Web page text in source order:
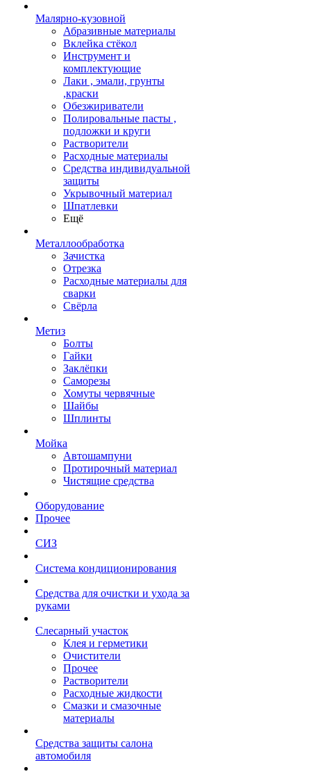
Малярно-кузовной
Абразивные материалы
Вклейка стёкол
Инструмент и
комплектующие
Лаки , эмали, грунты
,краски
Обезжириватели
Полировальные пасты ,
подложки и круги
Растворители
Расходные материалы
Средства индивидуальной
защиты
Укрывочный материал
Шпатлевки
Ещё
Металлообработка
Зачистка
Отрезка
Расходные материалы для
сварки
Свёрла
Метиз
Болты
Гайки
Заклёпки
Саморезы
Хомуты червячные
Шайбы
Шплинты
Мойка
Автошампуни
Протирочный материал
Чистящие средства
Оборудование
Прочее
СИЗ
Система кондиционирования
Средства для очистки и ухода за
руками
Слесарный участок
Клея и герметики
Очистители
Прочее
Растворители
Расходные жидкости
Смазки и смазочные
материалы
Средства защиты салона
автомобиля